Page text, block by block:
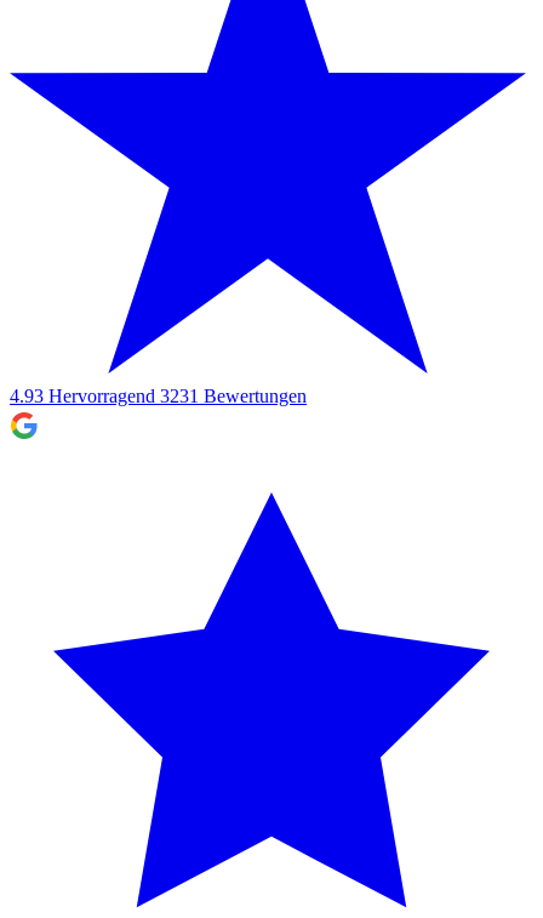
4.93 Hervorragend 3231 Bewertungen